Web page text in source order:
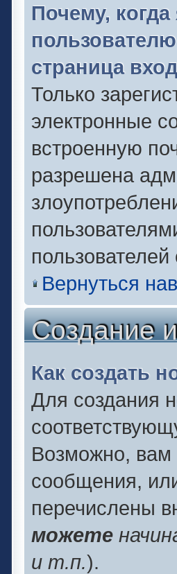
Почему,
страница
Только
электронные
встроенную
разрешена
пользователей
Вернуться
Создание
Как создать
Для создания
Возможно, вам
сообщения,
перечислены
можете
и т.п.).